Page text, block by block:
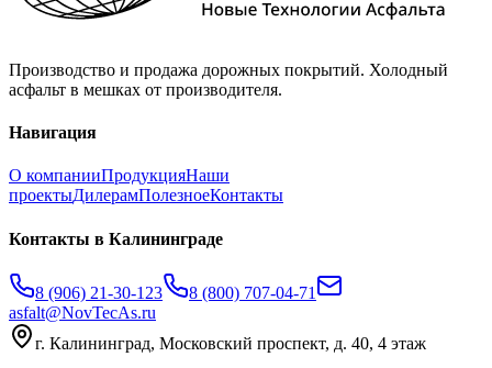
Производство и продажа дорожных покрытий. Холодный
асфальт в мешках от производителя.
Навигация
О компанииПродукцияНаши
проектыДилерамПолезноеКонтакты
Контакты в Калининграде
8 (906) 21-30-123
8 (800) 707-04-71
asfalt@NovTecAs.ru
г. Калининград, Московский проспект, д. 40, 4 этаж